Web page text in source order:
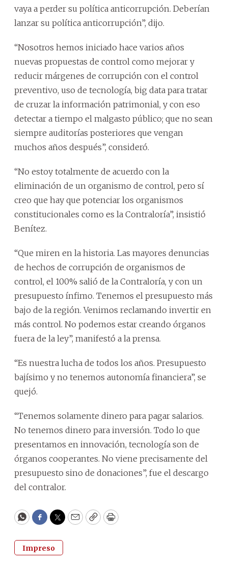
vaya a perder su política anticorrupción. Deberían
lanzar su política anticorrupción”, dijo.
“Nosotros hemos iniciado hace varios años
nuevas propuestas de control como mejorar y
reducir márgenes de corrupción con el control
preventivo, uso de tecnología, big data para tratar
de cruzar la información patrimonial, y con eso
detectar a tiempo el malgasto público; que no sean
siempre auditorías posteriores que vengan
muchos años después”, consideró.
“No estoy totalmente de acuerdo con la
eliminación de un organismo de control, pero sí
creo que hay que potenciar los organismos
constitucionales como es la Contraloría”, insistió
Benítez.
“Que miren en la historia. Las mayores denuncias
de hechos de corrupción de organismos de
control, el 100% salió de la Contraloría, y con un
presupuesto ínfimo. Tenemos el presupuesto más
bajo de la región. Venimos reclamando invertir en
más control. No podemos estar creando órganos
fuera de la ley”, manifestó a la prensa.
“Es nuestra lucha de todos los años. Presupuesto
bajísimo y no tenemos autonomía financiera”, se
quejó.
“Tenemos solamente dinero para pagar salarios.
No tenemos dinero para inversión. Todo lo que
presentamos en innovación, tecnología son de
órganos cooperantes. No viene precisamente del
presupuesto sino de donaciones”, fue el descargo
del contralor.
WhatsApp
Facebook
Twitter
EmailCopyPrint
Impreso